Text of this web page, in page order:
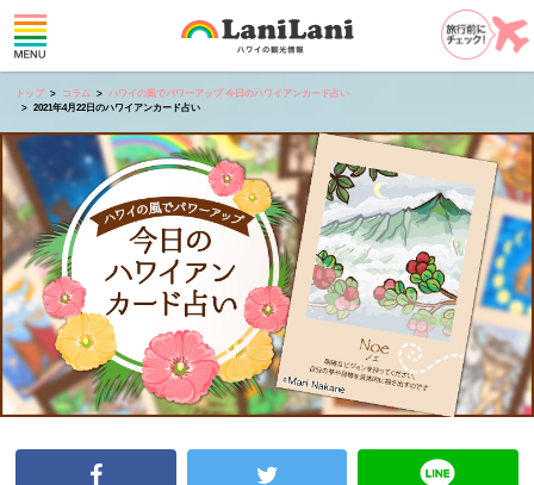
トップ コラム
ハワイの風でパワーアップ 今日のハワイアンカード占い
2021年4月22日のハワイアンカード占い